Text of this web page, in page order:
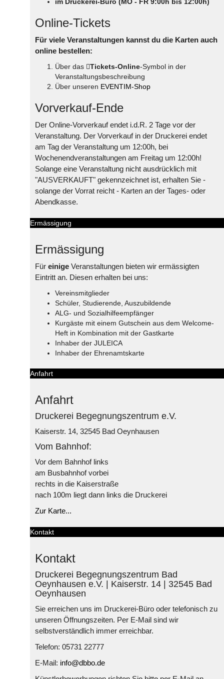
Online-Tickets
Für viele Veranstaltungen kannst du die Karten auch
online bestellen:
Über das Tickets-Online-Symbol in der
Veranstaltungsbeschreibung
Über unseren EVENTIM-Shop
Vorverkauf-Ende
Der Online-Vorverkauf endet i.d.R. 2 Tage vor der
Veranstaltung. Der Vorverkauf in der Druckerei endet
am Tag der Veranstaltung um 12:00h, bei
Wochenendveranstaltungen am Freitag um 12:00h!
Solange eine Veranstaltung nicht ausdrücklich mit
"AUSVERKAUFT" gekennzeichnet ist, erhalten Sie -
solange der Vorrat reicht - Karten an der Tages- oder
Abendkasse.
Ermässigung
Ermässigung
Für einige Veranstaltungen bieten wir ermässigten
Eintritt an. Diesen erhalten bei uns:
Vereinsmitglieder
Schüler, Studierende, Auszubildende
ALG- und Sozialhilfeempfänger
Kurgäste mit einem Gutschein aus dem Welcome-
Heft in Kombination mit der Gastkarte
Inhaber der JULEICA
Inhaber der Ehrenamtskarte
Anfahrt
Anfahrt
Druckerei Begegnungszentrum e.V.
Kaiserstr. 14, 32545 Bad Oeynhausen
Vom Bahnhof:
Vor dem Bahnhof links
am Busbahnhof vorbei
rechts in die Kaiserstraße
nach 100m liegt dann links die Druckerei
Zur Karte...
Kontakt
Kontakt
Druckerei Begegnungszentrum Bad
Oeynhausen e.V. | Kaiserstr. 14 | 32545 Bad
Oeynhausen
Sie erreichen uns im Druckerei-Büro oder telefonisch zu
unseren Öffnungszeiten. Per E-Mail sind wir
selbstverständlich immer erreichbar.
Telefon: 05731 22777
E-Mail: info@dbbo.de